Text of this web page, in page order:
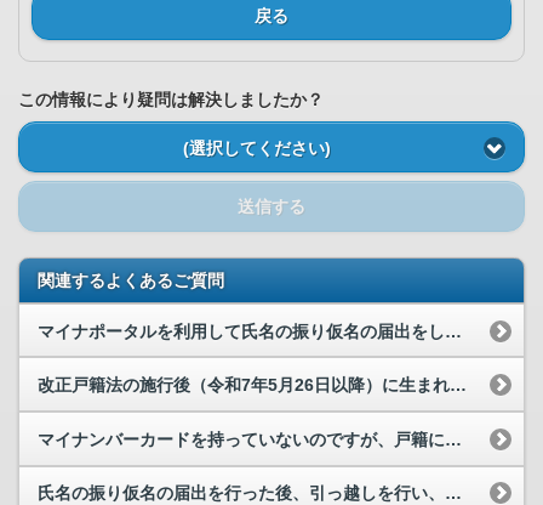
戻る
この情報により疑問は解決しましたか？
(選択してください)
送信する
関連するよくあるご質問
マイナポータルを利用して氏名の振り仮名の届出をしたいのですが、どうすればよいですか。
改正戸籍法の施行後（令和7年5月26日以降）に生まれた子どもについても、名の振り仮名の届出は必...
マイナンバーカードを持っていないのですが、戸籍に記載予定のフリガナを確認するにはどうすればよい...
氏名の振り仮名の届出を行った後、引っ越しを行い、現住所が変わりました。引っ越し前に行った届出に...